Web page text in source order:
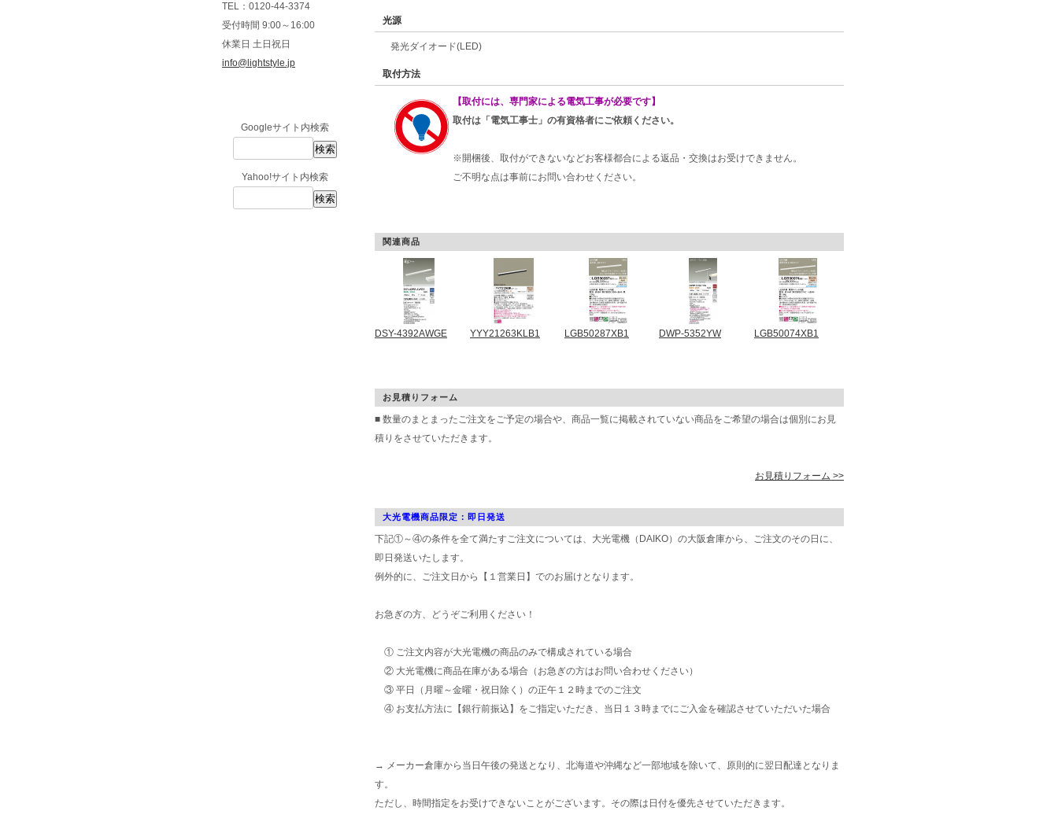
TEL：0120-44-3374
受付時間 9:00～16:00
休業日 土日祝日
info@lightstyle.jp
Googleサイト内検索
Yahoo!サイト内検索
光源
発光ダイオード(LED)
取付方法
【取付には、専門家による電気工事が必要です】
取付は「電気工事士」の有資格者にご依頼ください。
※開梱後、取付ができないなどお客様都合による返品・交換はお受けできません。
ご不明な点は事前にお問い合わせください。
関連商品
DSY-4392AWGE YYY21263KLB1 LGB50287XB1 DWP-5352YW LGB50074XB1
お見積りフォーム
■ 数量のまとまったご注文をご予定の場合や、商品一覧に掲載されていない商品をご希望の場合は個別にお見
積りをさせていただきます。
お見積りフォーム >>
大光電機商品限定：即日発送
下記①～④の条件を全て満たすご注文については、大光電機（DAIKO）の大阪倉庫から、ご注文のその日に、
即日発送いたします。
例外的に、ご注文日から【１営業日】でのお届けとなります。
お急ぎの方、どうぞご利用ください！
① ご注文内容が大光電機の商品のみで構成されている場合
② 大光電機に商品在庫がある場合（お急ぎの方はお問い合わせください）
③ 平日（月曜～金曜・祝日除く）の正午１２時までのご注文
④ お支払方法に【銀行前振込】をご指定いただき、当日１３時までにご入金を確認させていただいた場合
→ メーカー倉庫から当日午後の発送となり、北海道や沖縄など一部地域を除いて、原則的に翌日配達となりま
す。
ただし、時間指定をお受けできないことがございます。その際は日付を優先させていただきます。